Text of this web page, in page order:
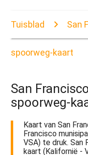
Tuisblad San
spoorweg-kaart
San
spoorweg-
Kaart van San
Francisco
VSA) te druk. San
kaart (Kalifornië -